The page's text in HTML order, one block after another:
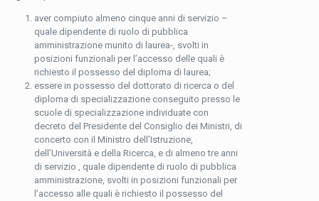
aver compiuto almeno cinque anni di servizio –
quale dipendente di ruolo di pubblica
amministrazione munito di laurea-, svolti in
posizioni funzionali per l’accesso delle quali è
richiesto il possesso del diploma di laurea;
essere in possesso del dottorato di ricerca o del
diploma di specializzazione conseguito presso le
scuole di specializzazione individuate con
decreto del Presidente del Consiglio dei Ministri, di
concerto con il Ministro dell’Istruzione,
dell’Università e della Ricerca, e di almeno tre anni
di servizio , quale dipendente di ruolo di pubblica
amministrazione, svolti in posizioni funzionali per
l’accesso alle quali è richiesto il possesso del